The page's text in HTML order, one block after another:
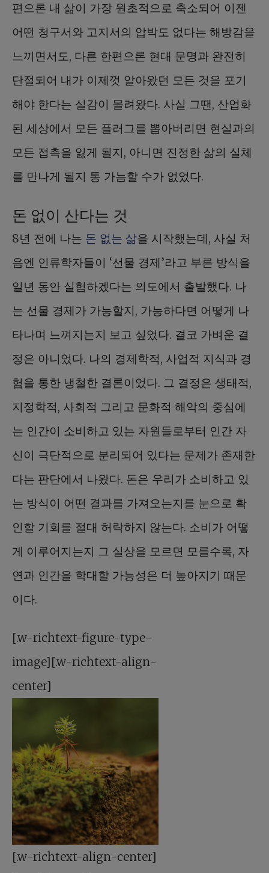
편으론 내 삶이 가장 원초적으로 축소되어 이젠
어떤 청구서와 고지서의 압박도 없다는 해방감을
느끼면서도, 다른 한편으론 현대 문명과 완전히
단절되어 내가 이제껏 알아왔던 모든 것을 포기
해야 한다는 실감이 몰려왔다. 사실 그땐, 산업화
된 세상에서 모든 플러그를 뽑아버리면 현실과의
모든 접촉을 잃게 될지, 아니면 진정한 삶의 실체
를 만나게 될지 통 가늠할 수가 없었다.
돈 없이 산다는 것
8년 전에 나는 돈 없는 삶을 시작했는데, 사실 처
음엔 인류학자들이 ‘선물 경제’라고 부른 방식을
일년 동안 실험하겠다는 의도에서 출발했다. 나
는 선물 경제가 가능할지, 가능하다면 어떻게 나
타나며 느껴지는지 보고 싶었다. 결코 가벼운 결
정은 아니었다. 나의 경제학적, 사업적 지식과 경
험을 통한 냉철한 결론이었다. 그 결정은 생태적,
지정학적, 사회적 그리고 문화적 해악의 중심에
는 인간이 소비하고 있는 자원들로부터 인간 자
신이 극단적으로 분리되어 있다는 문제가 존재한
다는 판단에서 나왔다. 돈은 우리가 소비하고 있
는 방식이 어떤 결과를 가져오는지를 눈으로 확
인할 기회를 절대 허락하지 않는다. 소비가 어떻
게 이루어지는지 그 실상을 모르면 모를수록, 자
연과 인간을 학대할 가능성은 더 높아지기 때문
이다.
[.w-richtext-figure-type-
image][.w-richtext-align-
center]
[.w-richtext-align-center]